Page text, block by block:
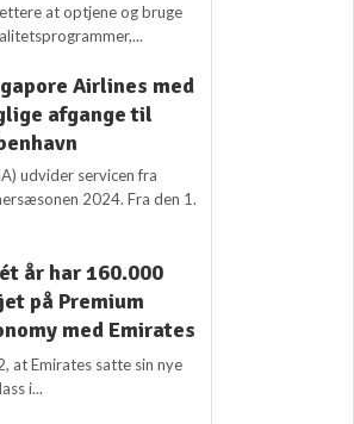
at optjene og bruge
Airlines med
afgange til
udvider servicen fra
2024. Fra den 1.
år har 160.000
på Premium
med Emirates
at Emirates satte sin nye
i...